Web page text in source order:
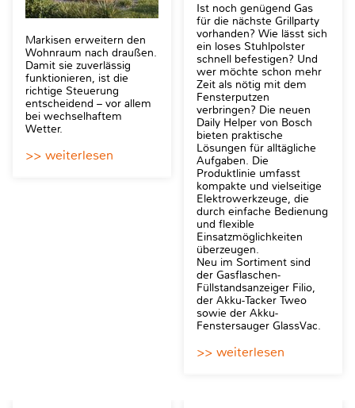
Markisen erweitern den
Wohnraum nach draußen.
Damit sie zuverlässig
funktionieren, ist die
richtige Steuerung
entscheidend – vor allem
bei wechselhaftem
Wetter.
>> weiterlesen
Ist noch genügend Gas
für die nächste Grillparty
vorhanden? Wie lässt sich
ein loses Stuhlpolster
schnell befestigen? Und
wer möchte schon mehr
Zeit als nötig mit dem
Fensterputzen
verbringen? Die neuen
Daily Helper von Bosch
bieten praktische
Lösungen für alltägliche
Aufgaben. Die
Produktlinie umfasst
kompakte und vielseitige
Elektrowerkzeuge, die
durch einfache Bedienung
und flexible
Einsatzmöglichkeiten
überzeugen.
Neu im Sortiment sind
der Gasflaschen-
Füllstandsanzeiger Filio,
der Akku-Tacker Tweo
sowie der Akku-
Fenstersauger GlassVac.
>> weiterlesen